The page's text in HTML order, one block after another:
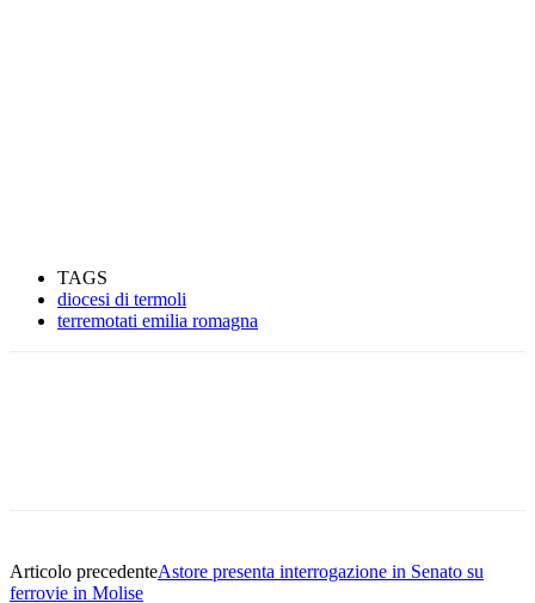
TAGS
diocesi di termoli
terremotati emilia romagna
Articolo precedenteAstore presenta interrogazione in Senato su
ferrovie in Molise